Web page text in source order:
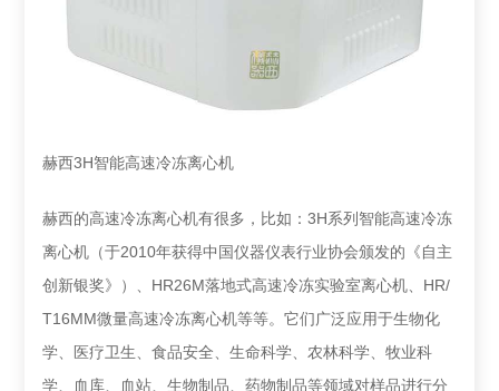
赫西3H智能高速冷冻离心机
赫西的高速冷冻离心机有很多，比如：3H系列智能高速冷冻
离心机（于2010年获得中国仪器仪表行业协会颁发的《自主
创新银奖》）、HR26M落地式高速冷冻实验室离心机、HR/
T16MM微量高速冷冻离心机等等。它们广泛应用于生物化
学、医疗卫生、食品安全、生命科学、农林科学、牧业科
学、血库、血站、生物制品、药物制品等领域对样品进行分